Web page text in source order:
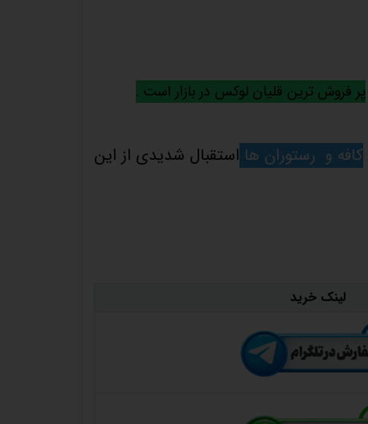
پر فروش ترین قلیان لوکس در بازار است .
کافه و رستوران ها استقبال شدیدی از این
لینک خرید